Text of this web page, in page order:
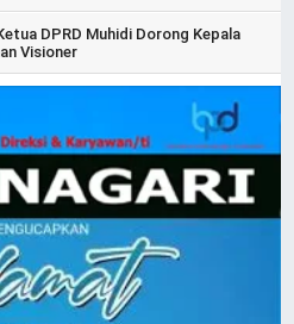
DPRD Muhidi Dorong Kepala
Visioner